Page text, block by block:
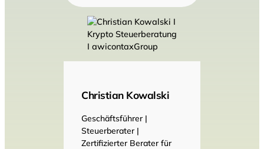
Christian Kowalski
Geschäftsführer |
Steuerberater |
Zertifizierter Berater für